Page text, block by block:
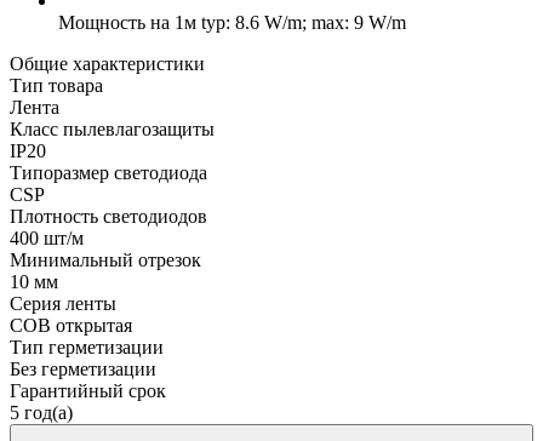
Мощность на 1м typ: 8.6 W/m; max: 9 W/m
Общие характеристики
Тип товара
Лента
Класс пылевлагозащиты
IP20
Типоразмер светодиода
CSP
Плотность светодиодов
400 шт/м
Минимальный отрезок
10 мм
Серия ленты
COB открытая
Тип герметизации
Без герметизации
Гарантийный срок
5 год(а)